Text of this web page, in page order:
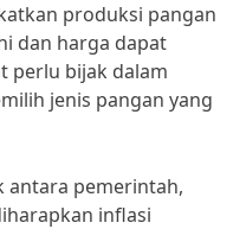
produksi pangan
dan harga dapat
perlu bijak dalam
jenis pangan yang
antara pemerintah,
inflasi